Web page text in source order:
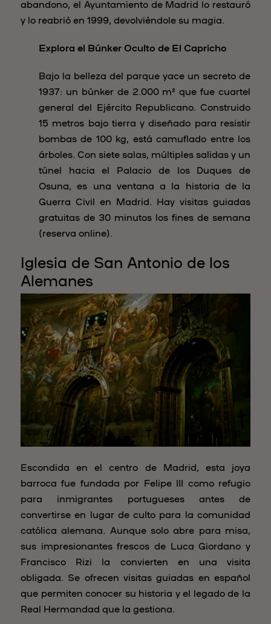
abandono, el Ayuntamiento de Madrid lo restauró
y lo reabrió en 1999, devolviéndole su magia.
Explora el Búnker Oculto de El Capricho
Bajo la belleza del parque yace un secreto de
1937: un búnker de 2.000 m² que fue cuartel
general del Ejército Republicano. Construido
15 metros bajo tierra y diseñado para resistir
bombas de 100 kg, está camuflado entre los
árboles. Con siete salas, múltiples salidas y un
túnel hacia el Palacio de los Duques de
Osuna, es una ventana a la historia de la
Guerra Civil en Madrid. Hay visitas guiadas
gratuitas de 30 minutos los fines de semana
(reserva online).
Iglesia de San Antonio de los
Alemanes
Escondida en el centro de Madrid, esta joya
barroca fue fundada por Felipe III como refugio
para inmigrantes portugueses antes de
convertirse en lugar de culto para la comunidad
católica alemana. Aunque solo abre para misa,
sus impresionantes frescos de Luca Giordano y
Francisco Rizi la convierten en una visita
obligada. Se ofrecen visitas guiadas en español
que permiten conocer su historia y el legado de la
Real Hermandad que la gestiona.